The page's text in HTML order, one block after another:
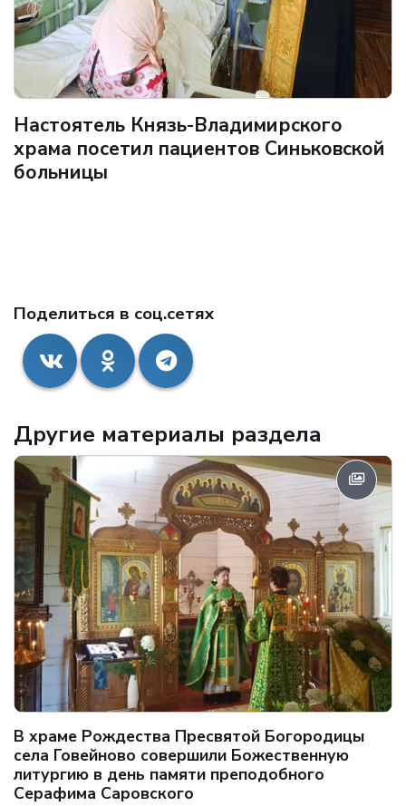
Настоятель Князь-Владимирского
храма посетил пациентов Синьковской
больницы
Поделиться в соц.сетях
Другие материалы раздела
В храме Рождества Пресвятой Богородицы
села Говейново совершили Божественную
литургию в день памяти преподобного
Серафима Саровского